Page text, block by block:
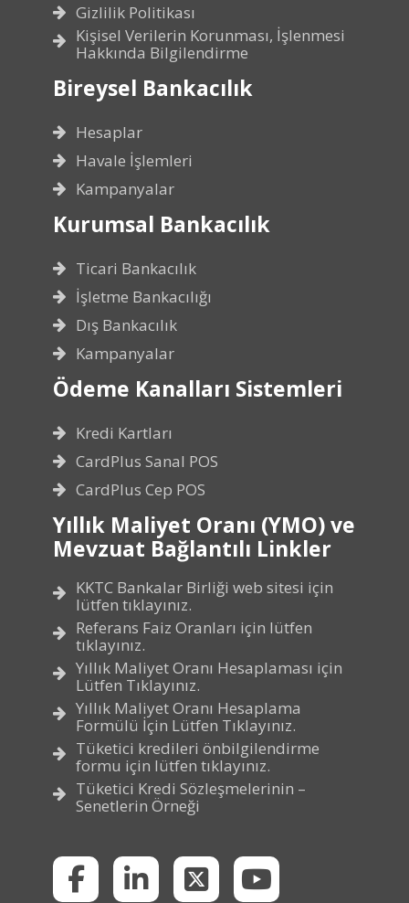
Gizlilik Politikası
Kişisel Verilerin Korunması, İşlenmesi
Hakkında Bilgilendirme
Bireysel Bankacılık
Hesaplar
Havale İşlemleri
Kampanyalar
Kurumsal Bankacılık
Ticari Bankacılık
İşletme Bankacılığı
Dış Bankacılık
Kampanyalar
Ödeme Kanalları Sistemleri
Kredi Kartları
CardPlus Sanal POS
CardPlus Cep POS
Yıllık Maliyet Oranı (YMO) ve
Mevzuat Bağlantılı Linkler
KKTC Bankalar Birliği web sitesi için
lütfen tıklayınız.
Referans Faiz Oranları için lütfen
tıklayınız.
Yıllık Maliyet Oranı Hesaplaması için
Lütfen Tıklayınız.
Yıllık Maliyet Oranı Hesaplama
Formülü İçin Lütfen Tıklayınız.
Tüketici kredileri önbilgilendirme
formu için lütfen tıklayınız.
Tüketici Kredi Sözleşmelerinin –
Senetlerin Örneği